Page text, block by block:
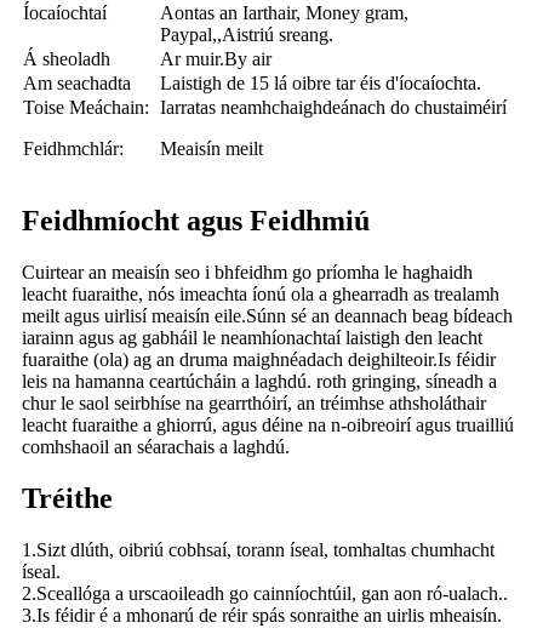
Íocaíochtaí
Aontas an Iarthair, Money gram,
Paypal,,Aistriú sreang.
Á sheoladh
Ar muir.By air
Am seachadta
Laistigh de 15 lá oibre tar éis d'íocaíochta.
Toise Meáchain:
Feidhmchlár:
Iarratas neamhchaighdeánach do chustaiméirí
Meaisín meilt
Feidhmíocht agus Feidhmiú
Cuirtear an meaisín seo i bhfeidhm go príomha le haghaidh
leacht fuaraithe, nós imeachta íonú ola a ghearradh as trealamh
meilt agus uirlisí meaisín eile.Súnn sé an deannach beag bídeach
iarainn agus ag gabháil le neamhíonachtaí laistigh den leacht
fuaraithe (ola) ag an druma maighnéadach deighilteoir.Is féidir
leis na hamanna ceartúcháin a laghdú. roth gringing, síneadh a
chur le saol seirbhíse na gearrthóirí, an tréimhse athsholáthair
leacht fuaraithe a ghiorrú, agus déine na n-oibreoirí agus truailliú
comhshaoil ​​an séarachais a laghdú.
Tréithe
1.Sizt dlúth, oibriú cobhsaí, torann íseal, tomhaltas chumhacht
íseal.
2.Sceallóga a urscaoileadh go cainníochtúil, gan aon ró-ualach..
3.Is féidir é a mhonarú de réir spás sonraithe an uirlis mheaisín.